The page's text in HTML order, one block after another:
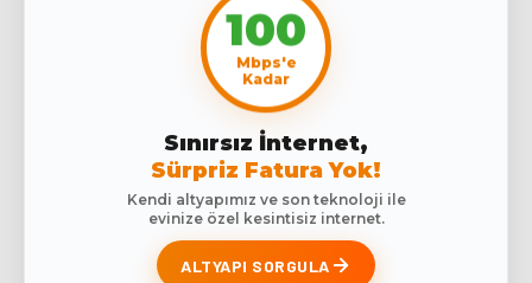
100
Mbps'e
Kadar
Sınırsız İnternet,
Sürpriz Fatura Yok!
Kendi altyapımız ve son teknoloji ile
evinize özel kesintisiz internet.
ALTYAPI SORGULA